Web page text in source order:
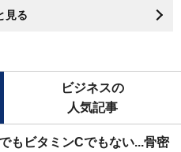
見る
ビジネスの
人気記事
もビタミンCでもない...骨密